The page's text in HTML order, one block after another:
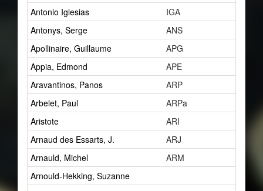
Antonio Iglesias
IGA
Antonys, Serge
ANS
Apollinaire, Guillaume
APG
Appia, Edmond
APE
Aravantinos, Panos
ARP
Arbelet, Paul
ARPa
Aristote
ARI
Arnaud des Essarts, J.
ARJ
Arnauld, Michel
ARM
Arnould-Hekking, Suzanne